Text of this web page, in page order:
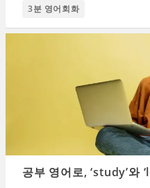
3분 영어회화
공부 영어로, ‘study’와